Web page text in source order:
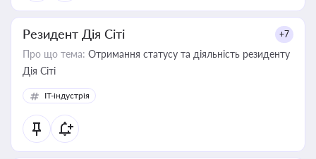
Резидент Дія Сіті +7
Про що тема: Отримання статусу та діяльність резиденту
Дія Сіті
IT-індустрія